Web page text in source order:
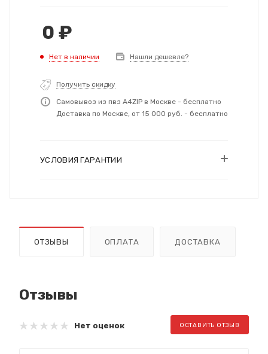
0 ₽
Нет в наличии Нашли дешевле?
Получить скидку
Самовывоз из пвз A4ZIP в Москве - бесплатно
Доставка по Москве, от 15 000 руб. - бесплатно
УСЛОВИЯ ГАРАНТИИ
ОТЗЫВЫ ОПЛАТА ДОСТАВКА
Отзывы
Нет оценок ОСТАВИТЬ ОТЗЫВ